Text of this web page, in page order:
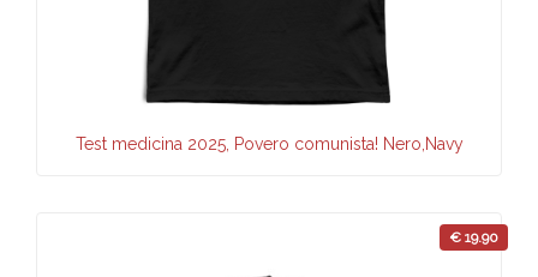
Test medicina 2025, Povero comunista! Nero,Navy
€ 19.90